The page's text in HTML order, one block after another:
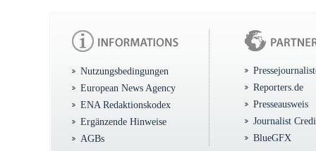
Nutzungsbedingungen
European News Agency
ENA Redaktionskodex
Ergänzende Hinweise
AGBs
Reporters.de
Presseausweis
Journalist
BlueGFX